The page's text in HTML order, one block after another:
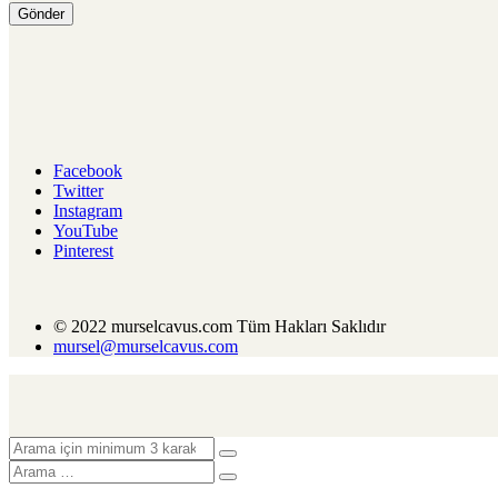
Facebook
Twitter
Instagram
YouTube
Pinterest
© 2022 murselcavus.com Tüm Hakları Saklıdır
mursel@murselcavus.com